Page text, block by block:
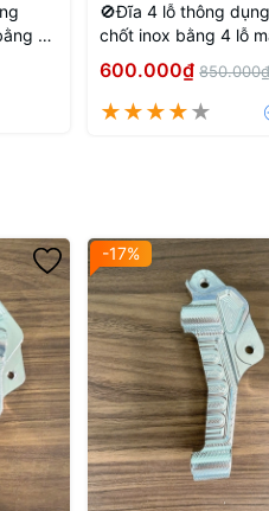
free braking.
4
🚫Đĩa 4 lỗ thông
chốt inox bằng 4 lỗ
dương
600.000₫
-17%